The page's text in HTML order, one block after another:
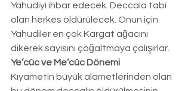
Yahudiyi ihbar edecek. Deccala tabi
olan herkes öldürülecek. Onun için
Yahudiler en çok Kargat ağacını
dikerek sayısını çoğaltmaya çalışırlar.
Ye’cüc ve Me’cüc Dönemi
Kıyametin büyük alametlerinden olan